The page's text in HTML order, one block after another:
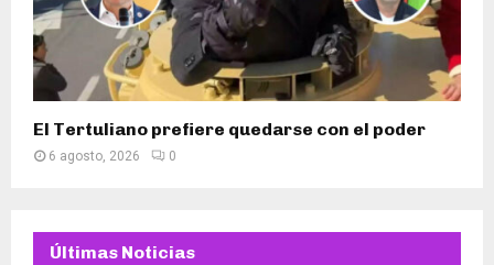
El Tertuliano prefiere quedarse con el poder
6 agosto, 2026 0
Últimas Noticias